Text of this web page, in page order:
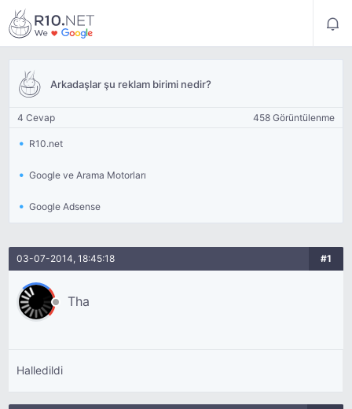
Arkadaşlar şu reklam birimi nedir?
4 Cevap 458 Görüntülenme
R10.net
Google ve Arama Motorları
Google Adsense
03-07-2014, 18:45:18 #1
Tha
Halledildi